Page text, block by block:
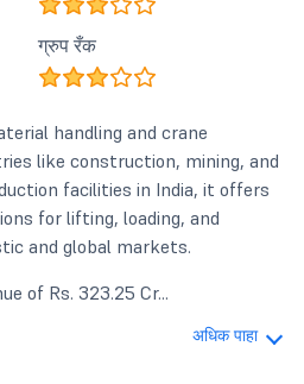
ग्रुप रँक
handling and crane
like construction, mining, and
facilities in India, it offers
for lifting, loading, and
and global markets.
of Rs. 323.25 Cr...
अधिक पाहा